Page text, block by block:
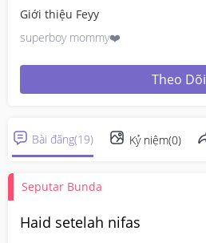
Giới thiệu Feyy
superboy mommy❤️
Theo Dõi
Bài đăng(19) Kỷ niệm(0)
Seputar Bunda
Haid setelah nifas